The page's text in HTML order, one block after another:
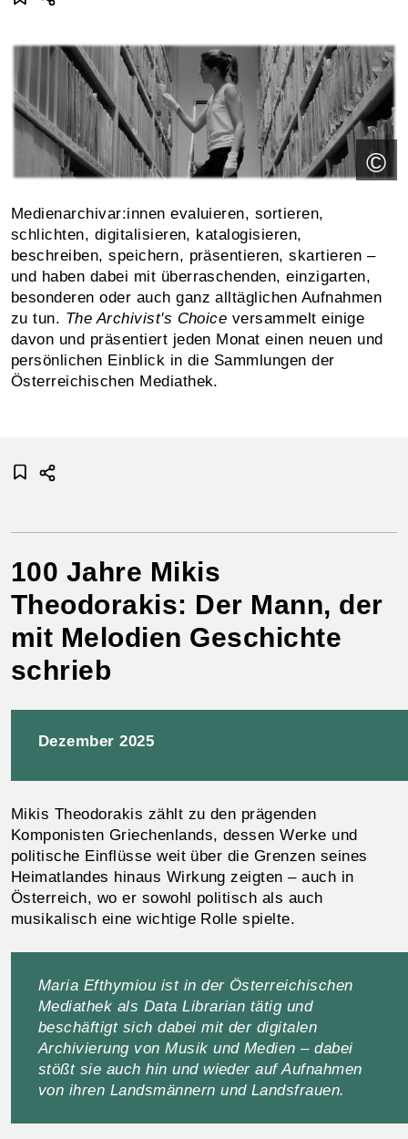
©
Medienarchivar:innen evaluieren, sortieren,
schlichten, digitalisieren, katalogisieren,
beschreiben, speichern, präsentieren, skartieren –
und haben dabei mit überraschenden, einzigarten,
besonderen oder auch ganz alltäglichen Aufnahmen
zu tun. The Archivist's Choice versammelt einige
davon und präsentiert jeden Monat einen neuen und
persönlichen Einblick in die Sammlungen der
Österreichischen Mediathek.
100 Jahre Mikis
Theodorakis: Der Mann, der
mit Melodien Geschichte
schrieb
Dezember 2025
Mikis Theodorakis zählt zu den prägenden
Komponisten Griechenlands, dessen Werke und
politische Einflüsse weit über die Grenzen seines
Heimatlandes hinaus Wirkung zeigten – auch in
Österreich, wo er sowohl politisch als auch
musikalisch eine wichtige Rolle spielte.
Maria Efthymiou ist in der Österreichischen
Mediathek als Data Librarian tätig und
beschäftigt sich dabei mit der digitalen
Archivierung von Musik und Medien – dabei
stößt sie auch hin und wieder auf Aufnahmen
von ihren Landsmännern und Landsfrauen.